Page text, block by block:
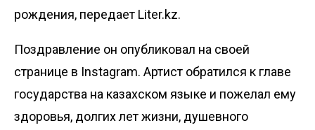
рождения, передает Liter.kz.
Поздравление он опубликовал на своей
странице в Instagram. Артист обратился к главе
государства на казахском языке и пожелал ему
здоровья, долгих лет жизни, душевного